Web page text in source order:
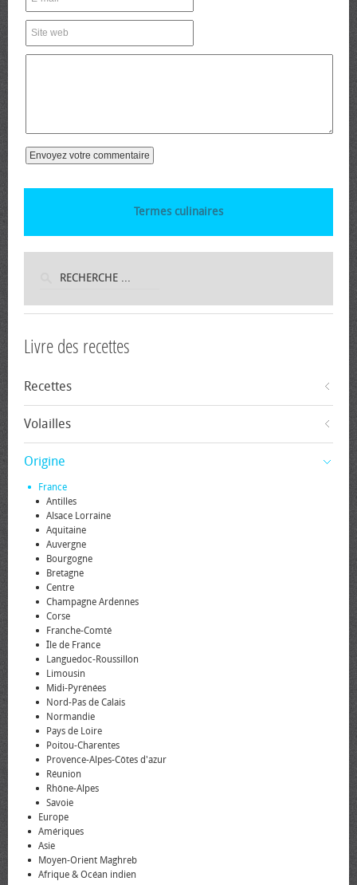
Termes culinaires
Livre des recettes
Recettes
Volailles
Origine
France
Antilles
Alsace Lorraine
Aquitaine
Auvergne
Bourgogne
Bretagne
Centre
Champagne Ardennes
Corse
Franche-Comté
Île de France
Languedoc-Roussillon
Limousin
Midi-Pyrénées
Nord-Pas de Calais
Normandie
Pays de Loire
Poitou-Charentes
Provence-Alpes-Côtes d'azur
Réunion
Rhône-Alpes
Savoie
Europe
Amériques
Asie
Moyen-Orient Maghreb
Afrique & Océan indien